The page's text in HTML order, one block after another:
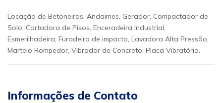
Locação de Betoneiras, Andaimes, Gerador, Compactador de
Solo, Cortadora de Pisos, Enceradeira Industrial,
Esmerilhadeira, Furadeira de impacto, Lavadora Alta Pressão,
Martelo Rompedor, Vibrador de Concreto, Placa Vibratória.
Informações de Contato